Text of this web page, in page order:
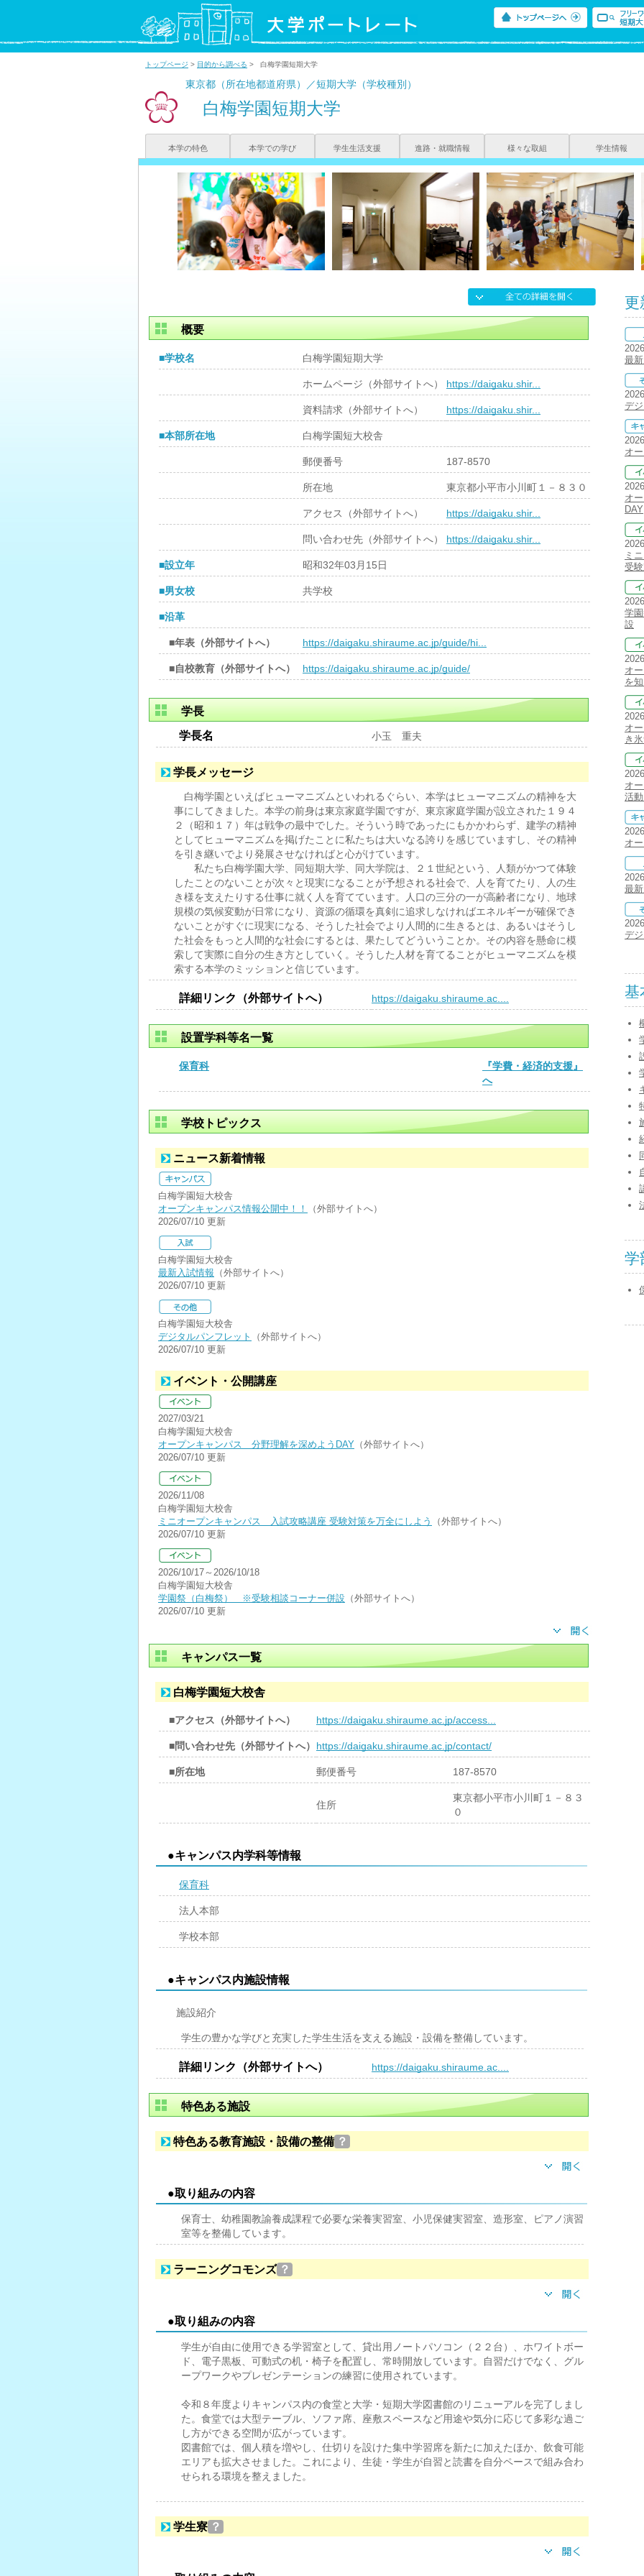
トップページ > 目的から調べる > 白梅学園短期大学
東京都（所在地都道府県）／短期大学（学校種別）
白梅学園短期大学
本学の特色 本学での学び 学生生活支援 進路・就職情報 様々な取組 学生情報
概要
■学校名 白梅学園短期大学
ホームページ（外部サイトへ） https://daigaku.shir...
資料請求（外部サイトへ） https://daigaku.shir...
■本部所在地 白梅学園短大校舎
郵便番号 187-8570
所在地 東京都小平市小川町１－８３０
アクセス（外部サイトへ） https://daigaku.shir...
問い合わせ先（外部サイトへ） https://daigaku.shir...
■設立年 昭和32年03月15日
■男女校 共学校
■沿革
■年表（外部サイトへ） https://daigaku.shiraume.ac.jp/guide/hi...
■自校教育（外部サイトへ） https://daigaku.shiraume.ac.jp/guide/
学長
学長名
小玉 重夫
学長メッセージ
白梅学園といえばヒューマニズムといわれるぐらい、本学はヒューマニズムの精神を大
事にしてきました。本学の前身は東京家庭学園ですが、東京家庭学園が設立された１９４
２（昭和１７）年は戦争の最中でした。そういう時であったにもかかわらず、建学の精神
としてヒューマニズムを掲げたことに私たちは大いなる誇りを感じていますし、その精神
を引き継いでより発展させなければと心がけています。
私たち白梅学園大学、同短期大学、同大学院は、２１世紀という、人類がかつて体験
したことのないことが次々と現実になることが予想される社会で、人を育てたり、人の生
き様を支えたりする仕事に就く人を育てています。人口の三分の一が高齢者になり、地球
規模の気候変動が日常になり、資源の循環を真剣に追求しなければエネルギーが確保でき
ないことがすぐに現実になる、そうした社会でより人間的に生きるとは、あるいはそうし
た社会をもっと人間的な社会にするとは、果たしてどういうことか。その内容を懸命に模
索して実際に自分の生き方としていく。そうした人材を育てることがヒューマニズムを模
索する本学のミッションと信じています。
詳細リンク（外部サイトへ） https://daigaku.shiraume.ac....
設置学科等名一覧
保育科
『学費・経済的支援』
へ
学校トピックス
ニュース新着情報
白梅学園短大校舎
オープンキャンパス情報公開中！！
（外部サイトへ）
2026/07/10 更新
白梅学園短大校舎
最新入試情報 （外部サイトへ）
2026/07/10 更新
白梅学園短大校舎
デジタルパンフレット
（外部サイトへ）
2026/07/10 更新
イベント・公開講座
2027/03/21
白梅学園短大校舎
オープンキャンパス 分野理解を深めようDAY （外部サイトへ）
2026/07/10 更新
2026/11/08
白梅学園短大校舎
ミニオープンキャンパス 入試攻略講座 受験対策を万全にしよう
（外部サイトへ）
2026/07/10 更新
2026/10/17～2026/10/18
白梅学園短大校舎
学園祭（白梅祭） ※受験相談コーナー併設 （外部サイトへ）
2026/07/10 更新
キャンパス一覧
白梅学園短大校舎
■アクセス（外部サイトへ） https://daigaku.shiraume.ac.jp/access...
■問い合わせ先（外部サイトへ） https://daigaku.shiraume.ac.jp/contact/
■所在地 郵便番号 187-8570
住所
東京都小平市小川町１－８３
０
●キャンパス内学科等情報
保育科
法人本部
学校本部
●キャンパス内施設情報
施設紹介
学生の豊かな学びと充実した学生生活を支える施設・設備を整備しています。
詳細リンク（外部サイトへ） https://daigaku.shiraume.ac....
特色ある施設
特色ある教育施設・設備の整備 ？
●取り組みの内容
保育士、幼稚園教諭養成課程で必要な栄養実習室、小児保健実習室、造形室、ピアノ演習
室等を整備しています。
ラーニングコモンズ ？
●取り組みの内容
学生が自由に使用できる学習室として、貸出用ノートパソコン（２２台）、ホワイトボー
ド、電子黒板、可動式の机・椅子を配置し、常時開放しています。自習だけでなく、グル
ープワークやプレゼンテーションの練習に使用されています。
令和８年度よりキャンパス内の食堂と大学・短期大学図書館のリニューアルを完了しまし
た。食堂では大型テーブル、ソファ席、座敷スペースなど用途や気分に応じて多彩な過ご
し方ができる空間が広がっています。
図書館では、個人積を増やし、仕切りを設けた集中学習席を新たに加えたほか、飲食可能
エリアも拡大させました。これにより、生徒・学生が自習と読書を自分ペースで組み合わ
せられる環境を整えました。
学生寮 ？
更
最
デ
オ
オ
DAY
ミ
受
学
設
オ
を
オ
き
オ
活
オ
最
デ
基
学